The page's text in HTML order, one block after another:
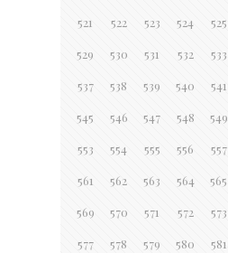
521 522 523 524 525
529 530 531 532 533
537 538 539 540 541
545 546 547 548 549
553 554 555 556 557
561 562 563 564 565
569 570 571 572 573
577 578 579 580 581